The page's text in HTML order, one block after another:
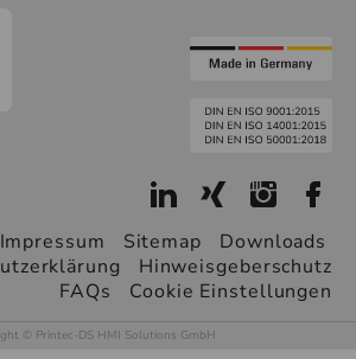
Impressum Sitemap
Downloads
Hinweisgeberschutz
FAQs
Cookie Einstellungen
© Printec-DS HMI Solutions GmbH